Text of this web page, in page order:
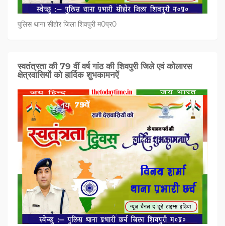
पुलिस थाना सीहोर जिला शिवपुरी म0प्र0
स्वतंत्रता की 79 वीं वर्ष गांठ की शिवपुरी जिले एवं कोलारस
क्षेत्रवासियों को हार्दिक शुभकामनऐं